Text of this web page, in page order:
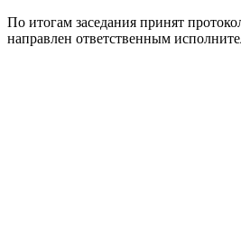
По итогам заседания принят
направлен ответственным